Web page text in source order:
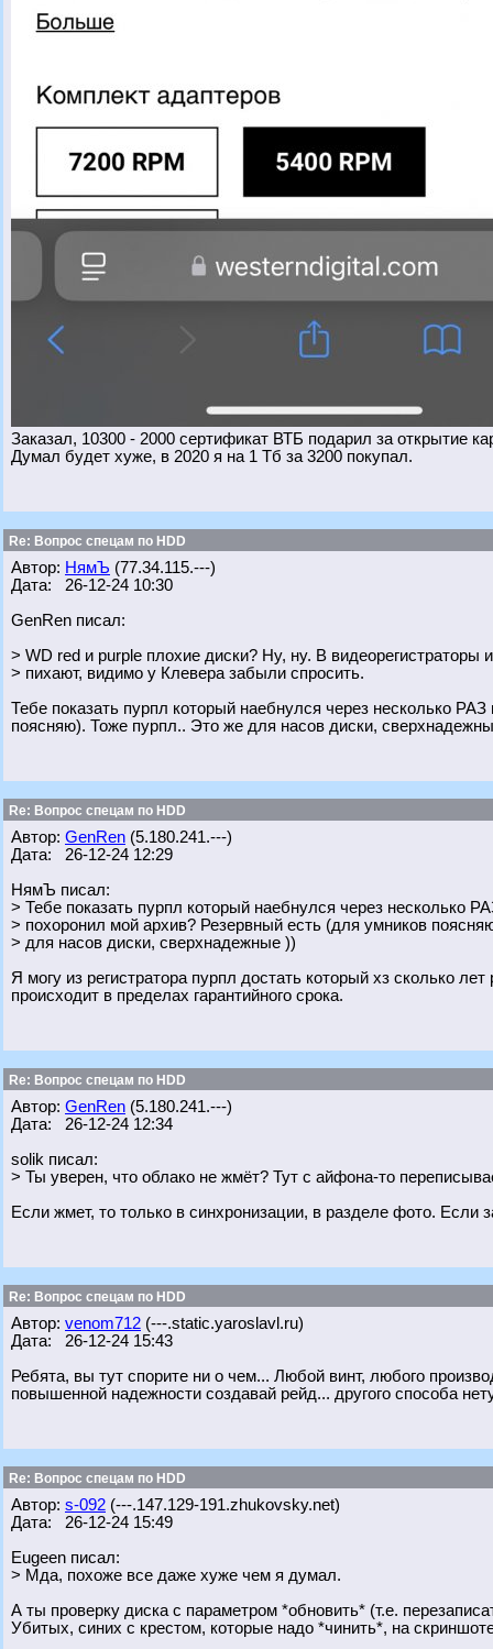
Заказал, 10300 - 2000 сертификат ВТБ подарил за открытие
Думал будет хуже, в 2020 я на 1 Тб за 3200 покупал.
Re: Вопрос спецам по HDD
Автор: НямЪ (77.34.115.---)
Дата: 26-12-24 10:30
GenRen писал:
> WD red и purple плохие диски? Ну, ну. В видеорегистраторы
> пихают, видимо у Клевера забыли спросить.
Тебе показать пурпл который наебнулся через несколько
поясняю). Тоже пурпл.. Это же для насов диски,
Re: Вопрос спецам по HDD
Автор: GenRen (5.180.241.---)
Дата: 26-12-24 12:29
НямЪ писал:
> Тебе показать пурпл который наебнулся через несколько
> похоронил мой архив? Резервный есть (для умников
> для насов диски, сверхнадежные ))
Я могу из регистратора пурпл достать который хз сколько
происходит в пределах гарантийного срока.
Re: Вопрос спецам по HDD
Автор: GenRen (5.180.241.---)
Дата: 26-12-24 12:34
solik писал:
> Ты уверен, что облако не жмёт? Тут с айфона-то
Если жмет, то только в синхронизации, в разделе фото. Если
Re: Вопрос спецам по HDD
Автор: venom712 (---.static.yaroslavl.ru)
Дата: 26-12-24 15:43
Ребята, вы тут спорите ни о чем... Любой винт, любого
повышенной надежности создавай рейд... другого способа
Re: Вопрос спецам по HDD
Автор: s-092 (---.147.129-191.zhukovsky.net)
Дата: 26-12-24 15:49
Eugeen писал:
> Мда, похоже все даже хуже чем я думал.
А ты проверку диска с параметром *обновить* (т.е.
Убитых, синих с крестом, которые надо *чинить*, на